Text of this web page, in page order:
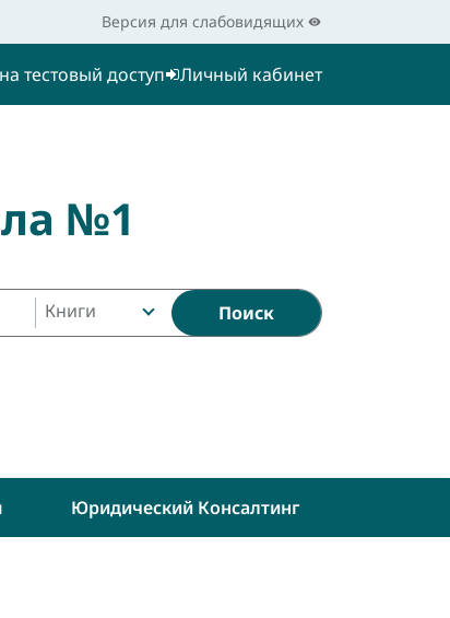
Версия для слабовидящих
тестовый доступ Личный кабинет
№1
Книги Поиск
Юридический Консалтинг